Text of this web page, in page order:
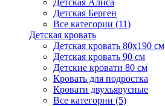
Детская Алиса
Детская Берген
Все категории (11)
Детская кровать
Детская кровать 80х190 см
Детская кровать 90 см
Детские кровати 80 см
Кровать для подростка
Кровати двухъярусные
Все категории (5)